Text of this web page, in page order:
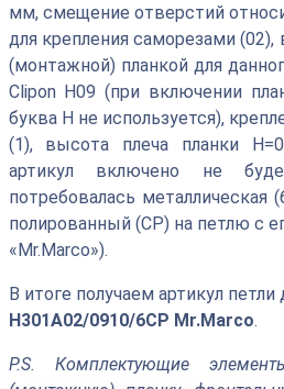
мм, смещение отверстий
для крепления саморезами
(монтажной) планкой для
Clipon Н09 (при включении
буква Н не используется),
(1), высота плеча планки
артикул включено не
потребовалась металлическая
полированный (СР) на петлю с
«Mr.Marco»).
В итоге получаем артикул петли
Н301А02/0910/6СР Mr.Marco.
P.S. Комплектующие